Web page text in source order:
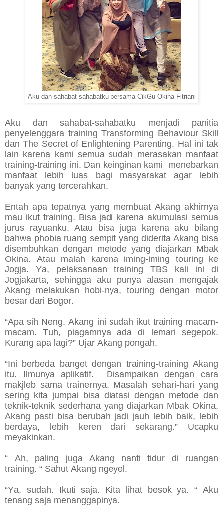
Aku dan sahabat-sahabatku bersama CikGu Okina Fitriani
Aku dan sahabat-sahabatku menjadi panitia
penyelenggara training Transforming Behaviour Skill
dan The Secret of Enlightening Parenting. Hal ini tak
lain karena kami semua sudah merasakan manfaat
training-training ini. Dan keinginan kami menebarkan
manfaat lebih luas bagi masyarakat agar lebih
banyak yang tercerahkan.
Entah apa tepatnya yang membuat Akang akhirnya
mau ikut training. Bisa jadi karena akumulasi semua
jurus rayuanku. Atau bisa juga karena aku bilang
bahwa phobia ruang sempit yang diderita Akang bisa
disembuhkan dengan metode yang diajarkan Mbak
Okina. Atau malah karena iming-iming touring ke
Jogja. Ya, pelaksanaan training TBS kali ini di
Jogjakarta, sehingga aku punya alasan mengajak
Akang melakukan hobi-nya, touring dengan motor
besar dari Bogor.
“Apa sih Neng. Akang ini sudah ikut training macam-
macam. Tuh, piagamnya ada di lemari segepok.
Kurang apa lagi?” Ujar Akang pongah.
“Ini berbeda banget dengan training-training Akang
itu. Ilmunya aplikatif. Disampaikan dengan cara
makjleb sama trainernya. Masalah sehari-hari yang
sering kita jumpai bisa diatasi dengan metode dan
teknik-teknik sederhana yang diajarkan Mbak Okina.
Akang pasti bisa berubah jadi jauh lebih baik, lebih
berdaya, lebih keren dari sekarang.” Ucapku
meyakinkan.
“ Ah, paling juga Akang nanti tidur di ruangan
training. “ Sahut Akang ngeyel.
“Ya, sudah. Ikuti saja. Kita lihat besok ya. “ Aku
tenang saja menanggapinya.